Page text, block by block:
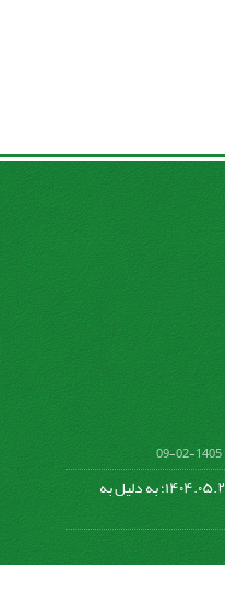
1405-02-09
عدم دسترسی به سایت در تاریخ ۱۴۰۴.۰۵.۲۷؛ به دلیل به